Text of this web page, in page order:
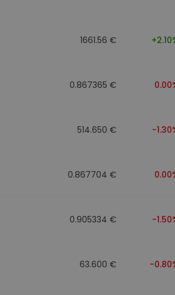
1661.56 €
0.867365 €
514.650 € -
0.867704 €
0.905334 € -
63.600 € -